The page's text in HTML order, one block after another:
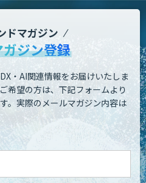
ドマガジン
ジン登録
・AI関連情報をお届けいたしま
希望の方は、下記フォームより
。 実際のメールマガジン内容は